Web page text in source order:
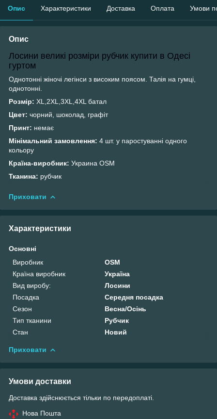
Опис Характеристики Доставка Оплата Умови
Опис
Лосини великі розміри рубчик купити в Одесі
гуртом
Однотонні жіночі легінси з високим поясом. Талія на гумці,
однотонні.
Розмір: XL,2XL,3XL,4XL батал
Цвет: чорний, шоколад, графіт
Принт: немає
Мінімальний замовлення: 4 шт. у паростуванні одного
кольору
Країна-виробник: Украина OSM
Тканина: рубчик
Приховати
Характеристики
Основні
Виробник
OSM
Країна виробник
Україна
Вид виробу:
Лосини
Посадка
Середня посадка
Сезон
Весна/Осінь
Тип тканини
Рубчик
Стан
Новий
Приховати
Умови доставки
Доставка здійснюється тільки по передоплаті.
Нова Пошта